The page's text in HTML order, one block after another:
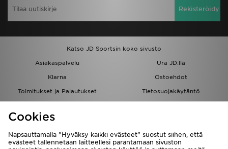
Rekisteröidy
Katso JD Sportsin koko sivusto
Asiakaspalvelu
Ura JD:llä
Klarna
Ostoehdot
Toimitukset ja Palautukset
Tietosuojakäytäntö
Löydä myymälä
Kumppanuusohjelma
JD Blog
Minun viestini
Asiakaspalvelu ja tietoa
Cookies
Napsauttamalla "Hyväksy kaikki evästeet" suostut siihen, että
evästeet tallennetaan laitteellesi parantamaan sivuston